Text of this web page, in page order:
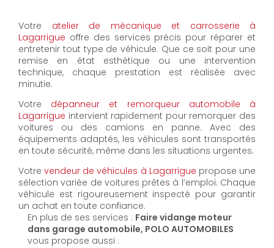
Votre atelier de mécanique et carrosserie à
Lagarrigue offre des services précis pour réparer et
entretenir tout type de véhicule. Que ce soit pour une
remise en état esthétique ou une intervention
technique, chaque prestation est réalisée avec
minutie.
Votre dépanneur et remorqueur automobile à
Lagarrigue intervient rapidement pour remorquer des
voitures ou des camions en panne. Avec des
équipements adaptés, les véhicules sont transportés
en toute sécurité, même dans les situations urgentes.
Votrevendeur de véhicules à Lagarrigue propose une
sélection variée de voitures prêtes à l’emploi. Chaque
véhicule est rigoureusement inspecté pour garantir
un achat en toute confiance.
En plus de ses services : Faire vidange moteur
dans garage automobile, POLO AUTOMOBILES
vous propose aussi :